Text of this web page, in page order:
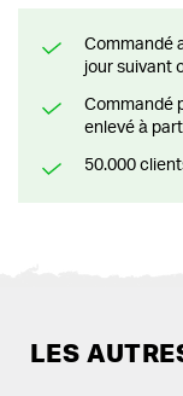
Commandé avant 13h pendant la semaine? Livré le
jour suivant
Commandé pendant le weekend? Livré ou prêt à être
enlevé à
50.000
LES